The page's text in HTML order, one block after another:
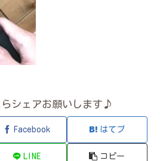
シェアお願いします♪
Facebook はてブ
LINE コピー